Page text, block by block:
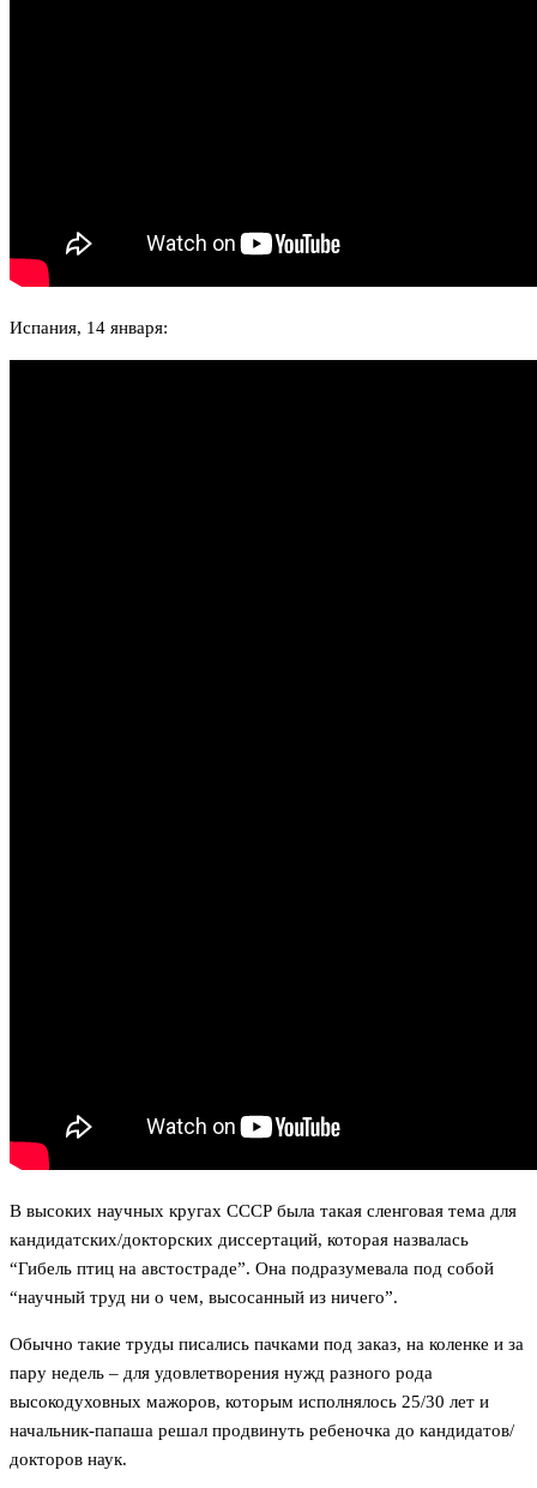
Испания, 14 января:
В высоких научных кругах СССР была такая сленговая тема для
кандидатских/докторских диссертаций, которая назвалась
“Гибель птиц на австостраде”. Она подразумевала под собой
“научный труд ни о чем, высосанный из ничего”.
Обычно такие труды писались пачками под заказ, на коленке и за
пару недель – для удовлетворения нужд разного рода
высокодуховных мажоров, которым исполнялось 25/30 лет и
начальник-папаша решал продвинуть ребеночка до кандидатов/
докторов наук.